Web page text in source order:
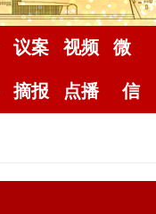
议案
摘报
视频
点播
微
信